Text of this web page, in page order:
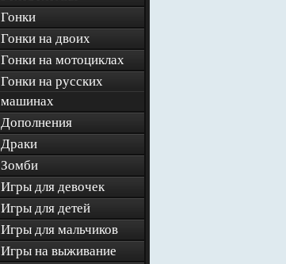
Гонки
Гонки на двоих
Гонки на мотоциклах
Гонки на русских
машинах
Дополнения
Драки
Зомби
Игры для девочек
Игры для детей
Игры для мальчиков
Игры на выживание